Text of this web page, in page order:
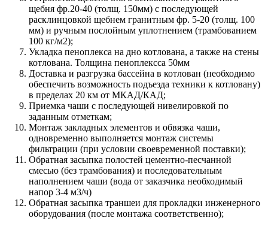
щебня фр.20-40 (толщ. 150мм) с последующей
расклинцовкой щебнем гранитным фр. 5-20 (толщ. 100
мм) и ручным послойным уплотнением (трамбованием
100 кг/м2);
Укладка пеноплекса на дно котлована, а также на стены
котлована. Толщина пеноплексса 50мм
Доставка и разгрузка бассейна в котлован (необходимо
обеспечить возможность подъезда техники к котловану)
в пределах 20 км от МКАД/КАД;
Приемка чаши с последующей нивелировкой по
заданным отметкам;
Монтаж закладных элементов и обвязка чаши,
одновременно выполняется монтаж системы
фильтрации (при условии своевременной поставки);
Обратная засыпка полостей цементно-песчанной
смесью (без трамбования) и последовательным
наполнением чаши (вода от заказчика необходимый
напор 3-4 м3/ч)
Обратная засыпка траншеи для прокладки инженерного
оборудования (после монтажа соответственно);